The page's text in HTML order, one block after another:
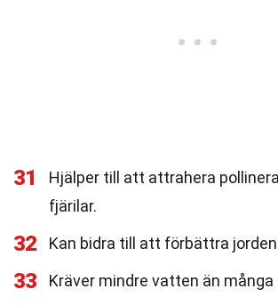
31
Hjälper till att attrahera
fjärilar.
32 Kan bidra till att förbättra
33 Kräver mindre vatten än många